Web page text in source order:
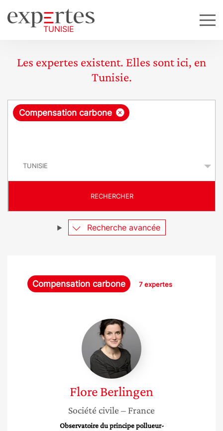
Les expertes existent. Elles sont ici, en
Tunisie.
R
ê
e
×
Compensation carbone
RECHERCHER
Recherche avancée
Compensation carbone 7 expertes
Flore
Berlingen
FloreBerlingen
Société civile – France
Observatoire du principe pollueur-